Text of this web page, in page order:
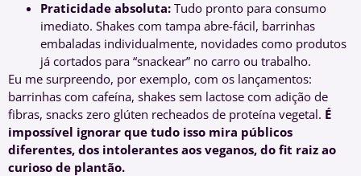
Praticidade absoluta: Tudo pronto para consumo
imediato. Shakes com tampa abre-fácil, barrinhas
embaladas individualmente, novidades como produtos
já cortados para “snackear” no carro ou trabalho.
Eu me surpreendo, por exemplo, com os lançamentos:
barrinhas com cafeína, shakes sem lactose com adição de
fibras, snacks zero glúten recheados de proteína vegetal. É
impossível ignorar que tudo isso mira públicos
diferentes, dos intolerantes aos veganos, do fit raiz ao
curioso de plantão.